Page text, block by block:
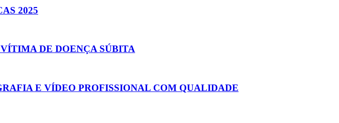
2025
DE DOENÇA SÚBITA
E VÍDEO PROFISSIONAL COM QUALIDADE